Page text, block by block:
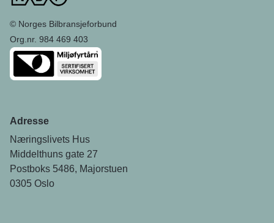
© Norges Bilbransjeforbund
Org.nr. 984 469 403
Adresse
Næringslivets Hus
Middelthuns gate 27
Postboks 5486, Majorstuen
0305 Oslo